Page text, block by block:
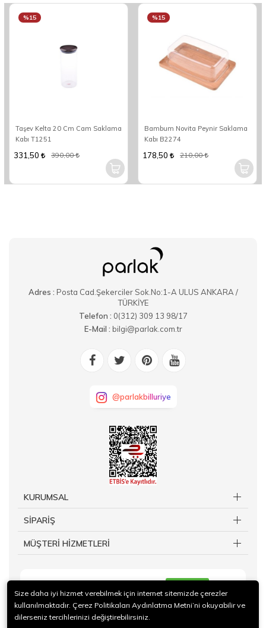
Taşev Kelta 20 Cm Cam Saklama
Kabı T1251
%15
331,50 390,00
Bambum Novita Peynir Saklama
Kabı B2274
%15
178,50 210,00
Adres : Posta Cad.Şekerciler Sok.No:1-A ULUS ANKARA /
TÜRKİYE
Telefon : 0(312) 309 13 98/17
E-Mail : bilgi@parlak.com.tr
@parlakbilluriye
KURUMSAL
SİPARİŞ
MÜŞTERİ HİZMETLERİ
Size daha iyi hizmet verebilmek için internet sitemizde çerezler
kullanılmaktadır. Çerez Politikaları Aydınlatma Metni’ni okuyabilir ve
dilerseniz tercihlerinizi değiştirebilirsiniz.